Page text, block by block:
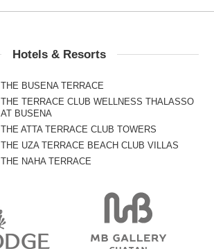
Hotels & Resorts
THE BUSENA TERRACE
THE TERRACE CLUB WELLNESS THALASSO
AT BUSENA
THE ATTA TERRACE CLUB TOWERS
THE UZA TERRACE BEACH CLUB VILLAS
THE NAHA TERRACE